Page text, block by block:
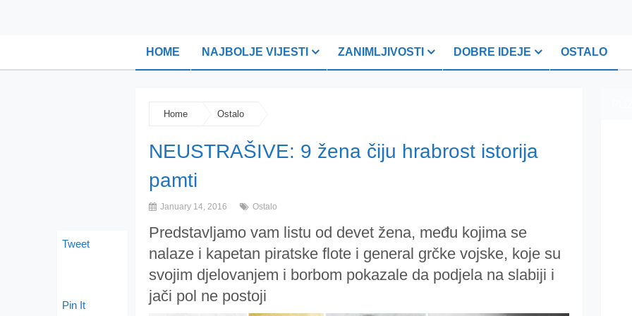
HOME NAJBOLJE VIJESTI ZANIMLJIVOSTI DOBRE IDEJE OSTALO
Home Ostalo
NEUSTRAŠIVE: 9 žena čiju hrabrost istorija
pamti
January 14, 2016 Ostalo
Predstavljamo vam listu od devet žena, među kojima se
nalaze i kapetan piratske flote i general grčke vojske, koje su
svojim djelovanjem i borbom pokazale da podjela na slabiji i
jači pol ne postoji
Tweet
Pin It